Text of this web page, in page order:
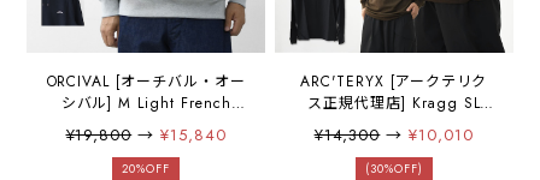
ORCIVAL [オーチバル・オー
シバル] M Light French
C0432MAZ] ライトフレンチ
テリーフーディー・フーデ
¥19,800→¥15,840
20%OFF
ARC'TERYX [アークテリク
ス正規代理店] Kragg SL
[X000009537] クラッグ SL
コットン バード タイル ロ
¥14,300→¥10,010
(30%OFF)